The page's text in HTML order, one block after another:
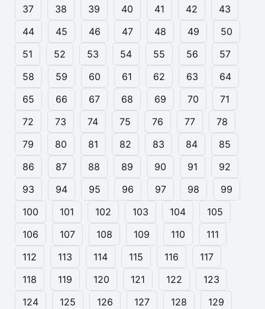
37
38 39 40 41 42
43
44
45 46 47 48 49
50
51
52 53 54 55 56
57
58
59 60 61 62 63
64
65
66 67 68 69 70
71
72
73 74 75 76 77
78
79
80 81 82 83 84
85
86
87 88 89 90 91
92
93
94 95 96 97 98
99
100
101 102 103 104
105
106
107 108 109 110
111
112
113 114 115 116
117
118
119 120 121 122
123
124
125 126 127 128 129